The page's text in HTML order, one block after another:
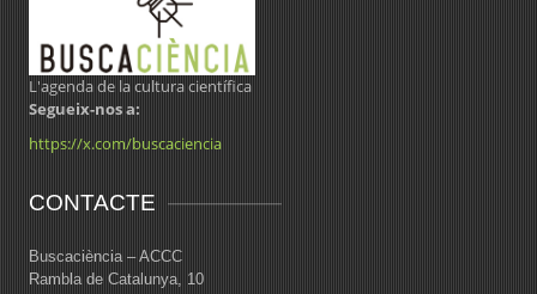
L'agenda de la cultura científica
Segueix-nos a:
https://x.com/buscaciencia
CONTACTE
Buscaciència – ACCC
Rambla de Catalunya, 10